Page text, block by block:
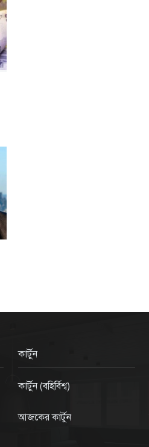
কার্টুন
কার্টুন (বহির্বিশ্ব)
আজকের কার্টুন